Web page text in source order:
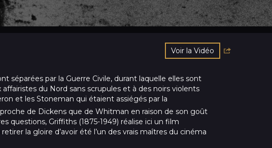
séparées par la Guerre Civile, durant laquelle elles sont
du Nord sans scrupules et à des noirs violents
et les Stoneman qui étaient assiégés par la
de Dickens que de Whitman en raison de son goût
questions, Griffiths (1875-1949) réalise ici un film
la gloire d’avoir été l’un des vrais maîtres du cinéma
Voir la Vidéo